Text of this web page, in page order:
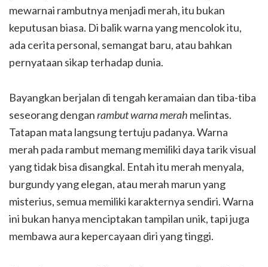
mewarnai rambutnya menjadi merah, itu bukan
keputusan biasa. Di balik warna yang mencolok itu,
ada cerita personal, semangat baru, atau bahkan
pernyataan sikap terhadap dunia.
Bayangkan berjalan di tengah keramaian dan tiba-tiba
seseorang denganrambut warna merah melintas.
Tatapan mata langsung tertuju padanya. Warna
merah pada rambut memang memiliki daya tarik visual
yang tidak bisa disangkal. Entah itu merah menyala,
burgundy yang elegan, atau merah marun yang
misterius, semua memiliki karakternya sendiri. Warna
ini bukan hanya menciptakan tampilan unik, tapi juga
membawa aura kepercayaan diri yang tinggi.